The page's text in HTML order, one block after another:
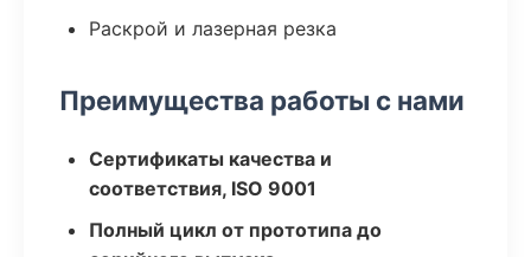
Раскрой и лазерная резка
Преимущества работы с нами
Сертификаты качества и
соответствия, ISO 9001
Полный цикл от прототипа до